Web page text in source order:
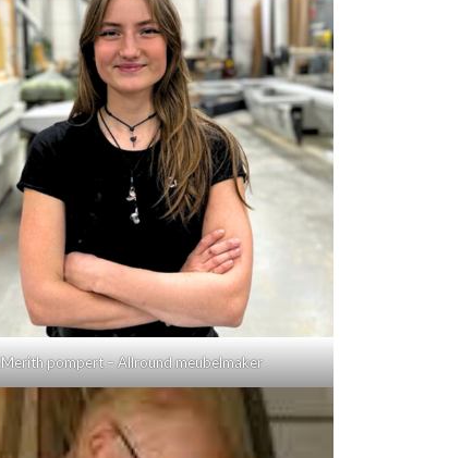
Merith pompert – Allround meubelmaker